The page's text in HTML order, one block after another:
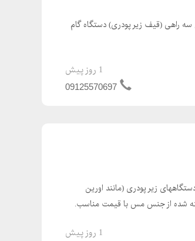
سه راهی (قیف زیر پودری) دستگاه گام
1 روز پیش
09125570697
زیر پودری (مانند اورین
شده از جنس مس با قیمت مناسب.
1 روز پیش